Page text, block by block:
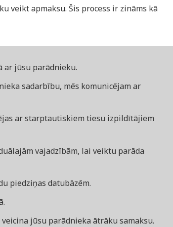
veikt apmaksu. Šis process ir zināms kā
jūsu parādnieku.
sadarbību, mēs komunicējam ar
ar starptautiskiem tiesu izpildītājiem
vajadzībām, lai veiktu parāda
piedziņas datubāzēm.
jūsu parādnieka ātrāku samaksu.